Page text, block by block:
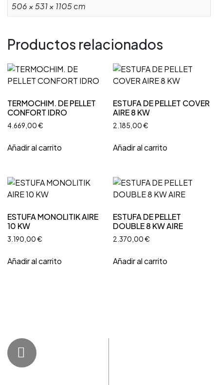
506 × 531 × 1105 cm
Productos relacionados
TERMOCHIM. DE PELLET
CONFORT IDRO
4.669,00€
Añadir al carrito
ESTUFA DE PELLET COVER
AIRE 8 KW
2.185,00€
Añadir al carrito
ESTUFA MONOLITIK AIRE
10 KW
3.190,00€
Añadir al carrito
ESTUFA DE PELLET
DOUBLE 8 KW AIRE
2.370,00€
Añadir al carrito